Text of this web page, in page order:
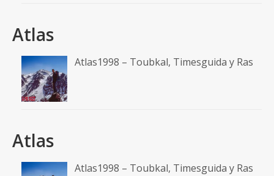
Atlas
Atlas1998 – Toubkal, Timesguida y Ras
Atlas
Atlas1998 – Toubkal, Timesguida y Ras